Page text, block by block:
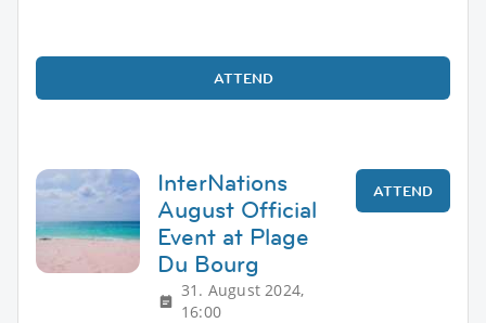
ATTEND
InterNations
August Official
Event at Plage
Du Bourg
31. August 2024,
16:00
ATTEND